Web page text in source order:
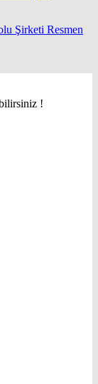
Şirketi Resmen
!